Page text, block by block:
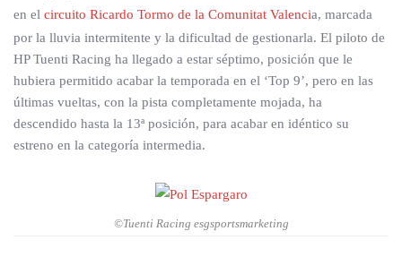
en el circuito Ricardo Tormo de la Comunitat Valencia, marcada
por la lluvia intermitente y la dificultad de gestionarla. El piloto de
HP Tuenti Racing ha llegado a estar séptimo, posición que le
hubiera permitido acabar la temporada en el ‘Top 9’, pero en las
últimas vueltas, con la pista completamente mojada, ha
descendido hasta la 13ª posición, para acabar en idéntico su
estreno en la categoría intermedia.
©Tuenti Racing esgsportsmarketing